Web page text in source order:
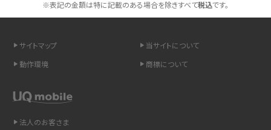
スマホや携帯端末の通信速度制限とは？回避のコツや解除のタイミング・方法
を解説
LINEの引き継ぎ方法は？対象データや事前準備・条件・注意点などを解説
非通知設定とは？184で電話をかける方法やiPhone・Androidの設定を解説
※表記の金額は特に記載のある場合を除きすべて税込です。
サイトマップ
当サイトについて
動作環境
商標について
法人のお客さま